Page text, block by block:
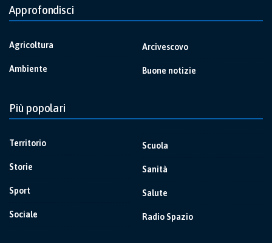
Approfondisci
Agricoltura
Ambiente
Arcivescovo
Buone notizie
Più popolari
Territorio
Storie
Sport
Sociale
Scuola
Sanità
Salute
Radio Spazio